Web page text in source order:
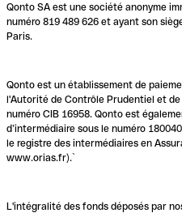
Qonto SA est une société anonyme
numéro 819 489 626 et ayant son
Paris.
Qonto est un établissement de
l'Autorité de Contrôle Prudentiel et de
numéro CIB 16958. Qonto est
d’intermédiaire sous le numéro
le registre des intermédiaires en
www.orias.fr).`
L'intégralité des fonds déposés par